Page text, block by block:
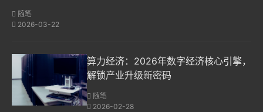
随笔
2026-03-22
算力经济：2026年数字经济核心引擎，
解锁产业升级新密码
随笔
2026-02-28